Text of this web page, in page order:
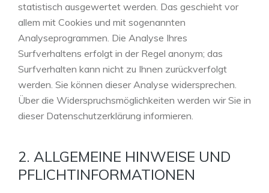
statistisch ausgewertet werden. Das geschieht vor
allem mit Cookies und mit sogenannten
Analyseprogrammen. Die Analyse Ihres
Surfverhaltens erfolgt in der Regel anonym; das
Surfverhalten kann nicht zu Ihnen zurückverfolgt
werden. Sie können dieser Analyse widersprechen.
Über die Widerspruchsmöglichkeiten werden wir Sie in
dieser Datenschutzerklärung informieren.
2. ALLGEMEINE HINWEISE UND
PFLICHTINFORMATIONEN